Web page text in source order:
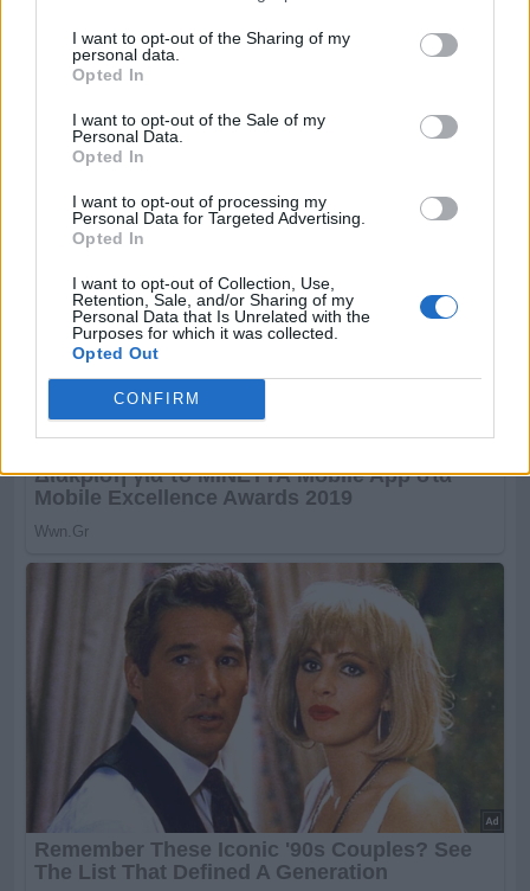
I want to opt-out of the Sharing of my
personal data.
Opted In
I want to opt-out of the Sale of my
Personal Data.
Opted In
I want to opt-out of processing my
Personal Data for Targeted Advertising.
Opted In
I want to opt-out of Collection, Use,
Retention, Sale, and/or Sharing of my
Personal Data that Is Unrelated with the
Purposes for which it was collected.
Opted Out
CONFIRM